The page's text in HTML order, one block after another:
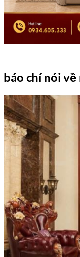
báo chí nói